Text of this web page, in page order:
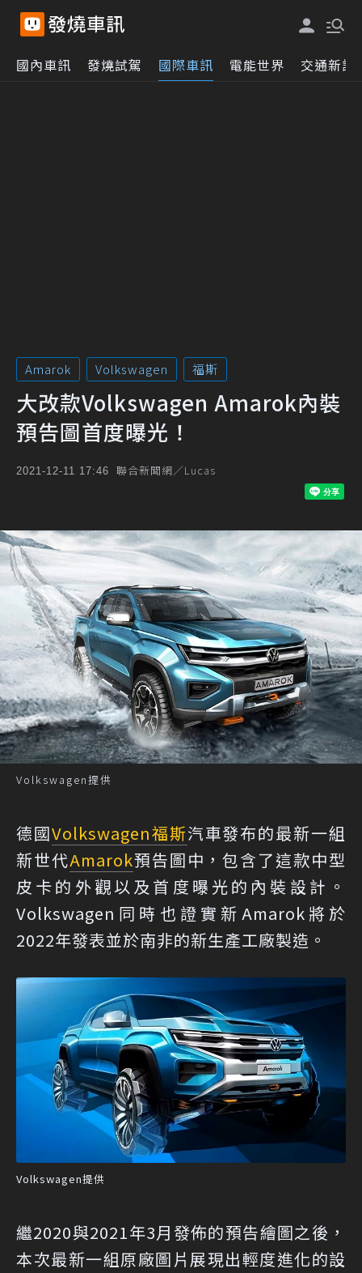
國內車訊 發燒試駕 國際車訊 電能世界 交通新訊
Amarok Volkswagen 福斯
大改款Volkswagen Amarok內裝
預告圖首度曝光！
2021-12-11 17:46 聯合新聞網／Lucas
Volkswagen提供
德國Volkswagen福斯汽車發布的最新一組
新世代Amarok預告圖中，包含了這款中型
皮卡的外觀以及首度曝光的內裝設計。
Volkswagen同時也證實新Amarok將於
2022年發表並於南非的新生產工廠製造。
Volkswagen提供
繼2020與2021年3月發佈的預告繪圖之後，
本次最新一組原廠圖片展現出輕度進化的設